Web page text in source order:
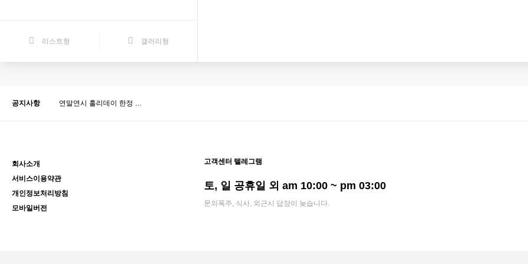
리스트형 갤러리형
공지사항 연말연시 홀리데이 한정 …
회사소개
서비스이용약관
개인정보처리방침
모바일버전
고객센터 텔레그램
토, 일 공휴일 외 am 10:00 ~ pm 03:00
문의폭주, 식사, 외근시 답장이 늦습니다.